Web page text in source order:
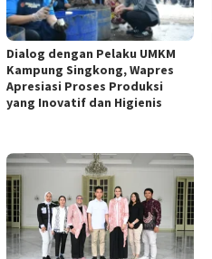
Dialog dengan Pelaku UMKM
Kampung Singkong, Wapres
Apresiasi Proses Produksi
yang Inovatif dan Higienis